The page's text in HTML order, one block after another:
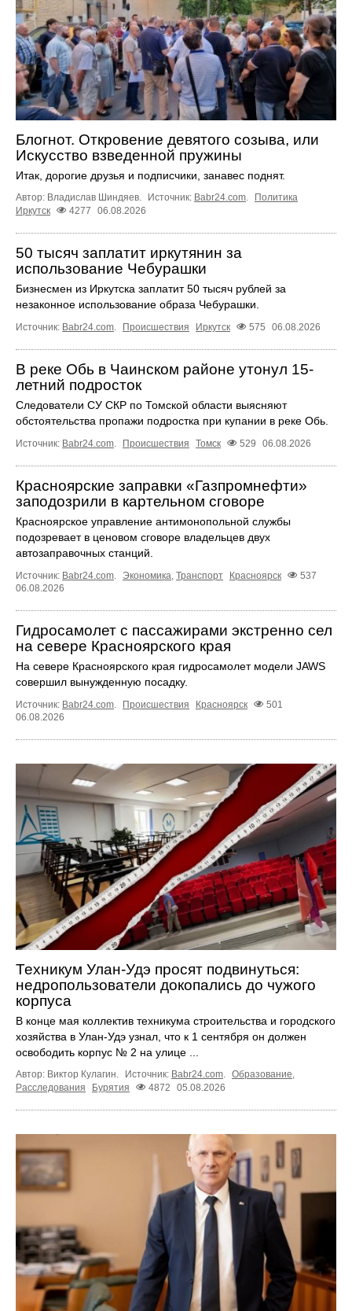
Блогнот. Откровение девятого созыва, или
Искусство взведенной пружины
Итак, дорогие друзья и подписчики, занавес поднят.
Автор: Владислав Шиндяев. Источник: Babr24.com.
Политика
Иркутск
4277 06.08.2026
50 тысяч заплатит иркутянин за
использование Чебурашки
Бизнесмен из Иркутска заплатит 50 тысяч рублей за
незаконное использование образа Чебурашки.
Источник: Babr24.com. Происшествия Иркутск 575 06.08.2026
В реке Обь в Чаинском районе утонул 15-
летний подросток
Следователи СУ СКР по Томской области выясняют
обстоятельства пропажи подростка при купании в реке Обь.
Источник: Babr24.com. Происшествия Томск 529 06.08.2026
Красноярские заправки «Газпромнефти»
заподозрили в картельном сговоре
Красноярское управление антимонопольной службы
подозревает в ценовом сговоре владельцев двух
автозаправочных станций.
Источник: Babr24.com. Экономика, Транспорт Красноярск
537
06.08.2026
Гидросамолет с пассажирами экстренно сел
на севере Красноярского края
На севере Красноярского края гидросамолет модели JAWS
совершил вынужденную посадку.
Источник: Babr24.com. Происшествия Красноярск
501
06.08.2026
Техникум Улан-Удэ просят подвинуться:
недропользователи докопались до чужого
корпуса
В конце мая коллектив техникума строительства и городского
хозяйства в Улан-Удэ узнал, что к 1 сентября он должен
освободить корпус № 2 на улице ...
Автор: Виктор Кулагин. Источник: Babr24.com. Образование,
Расследования
Бурятия 4872 05.08.2026